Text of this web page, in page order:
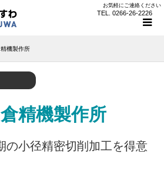
お気軽にご連絡ください
TEL. 0266-26-2226
機製作所
精機製作所
の小径精密切削加工を得意